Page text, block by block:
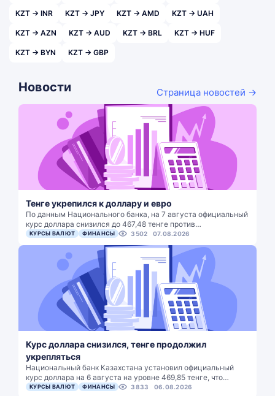
KZT → INR KZT → JPY KZT → AMD KZT → UAH
KZT → AZN KZT → AUD KZT → BRL KZT → HUF
KZT → BYN KZT → GBP
Новости Страница новостей →
Тенге укрепился к доллару и евро
По данным Национального банка, на 7 августа официальный
курс доллара снизился до 467,48 тенге против…
КУРСЫ ВАЛЮТ ФИНАНСЫ 3502 07.08.2026
Курс доллара снизился, тенге продолжил
укрепляться
Национальный банк Казахстана установил официальный
курс доллара на 6 августа на уровне 469,85 тенге, что…
КУРСЫ ВАЛЮТ ФИНАНСЫ 3833 06.08.2026